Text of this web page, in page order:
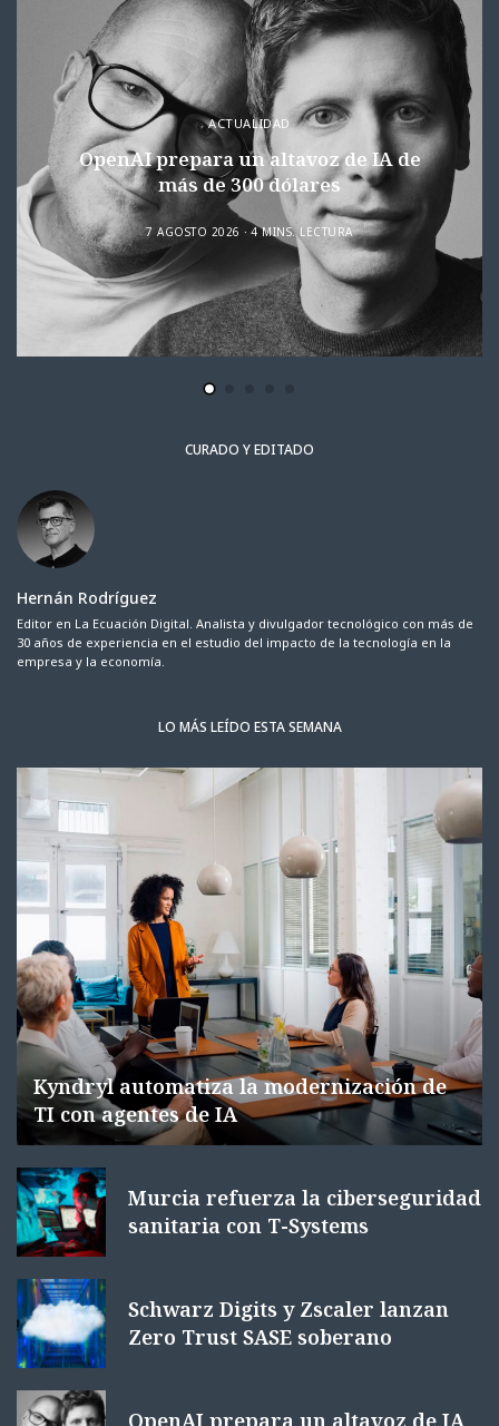
ACTUALIDAD
OpenAI prepara un altavoz de IA de
más de 300 dólares
7 AGOSTO 2026 4 MINS. LECTURA
CURADO Y EDITADO
Hernán Rodríguez
Editor en La Ecuación Digital. Analista y divulgador tecnológico con más de
30 años de experiencia en el estudio del impacto de la tecnología en la
empresa y la economía.
LO MÁS LEÍDO ESTA SEMANA
Kyndryl automatiza la modernización de
TI con agentes de IA
Murcia refuerza la ciberseguridad
sanitaria con T-Systems
Schwarz Digits y Zscaler lanzan
Zero Trust SASE soberano
OpenAI prepara un altavoz de IA